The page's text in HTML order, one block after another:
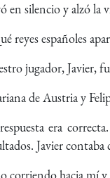
en silencio y alzó la
reyes españoles
jugador, Javier,
de Austria y
era
Javier contaba